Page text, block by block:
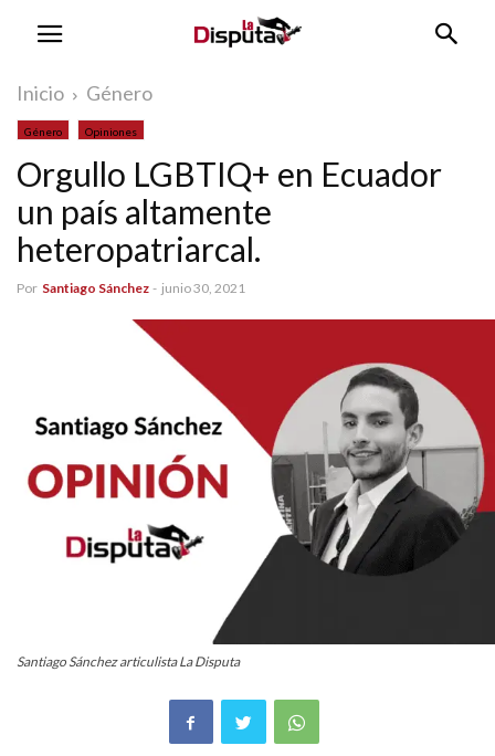
Inicio Género
Género Opiniones
Orgullo LGBTIQ+ en Ecuador
un país altamente
heteropatriarcal.
Por Santiago Sánchez - junio 30, 2021
Santiago Sánchez articulista La Disputa